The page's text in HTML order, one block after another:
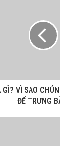
GÌ? VÌ SAO
ĐỂ TRƯNG